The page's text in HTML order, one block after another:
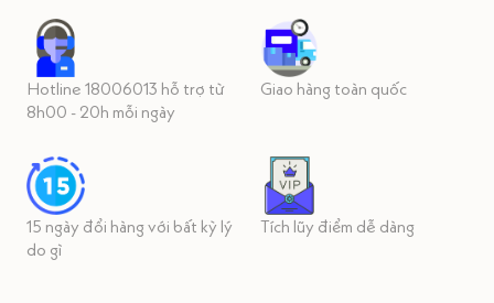
Hotline 18006013 hỗ trợ từ
8h00 - 20h mỗi ngày
Giao hàng toàn quốc
15 ngày đổi hàng với bất kỳ lý
do gì
Tích lũy điểm dễ dàng